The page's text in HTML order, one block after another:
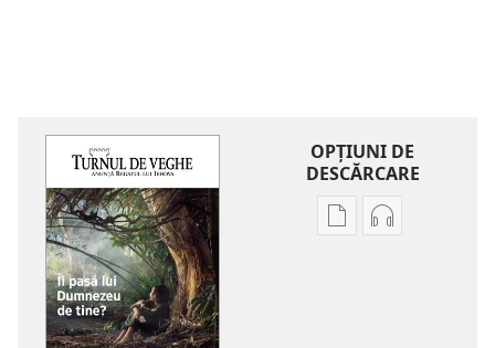
OPŢIUNI DE
DESCĂRCARE
OpțiuniOpțiuni